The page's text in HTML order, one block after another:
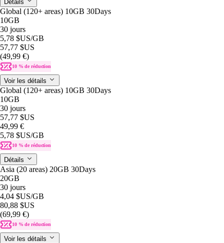
Détails
Global (120+ areas) 10GB 30Days
10GB
30 jours
5,78 $US/GB
57,77 $US
(49,99 €)
10 % de réduction
Voir les détails
Global (120+ areas) 10GB 30Days
10GB
30 jours
57,77 $US
49,99 €
5,78 $US/GB
10 % de réduction
Détails
Asia (20 areas) 20GB 30Days
20GB
30 jours
4,04 $US/GB
80,88 $US
(69,99 €)
10 % de réduction
Voir les détails